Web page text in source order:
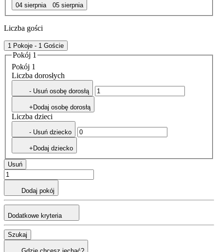
04 sierpnia 05 sierpnia
Liczba gości
1 Pokoje - 1 Goście
Pokój 1
Pokój 1
Liczba dorosłych
- Usuń osobę dorosłą
+Dodaj osobę dorosłą
Liczba dzieci
- Usuń dziecko
+Dodaj dziecko
Usuń
Dodaj pokój
Dodatkowe kryteria
Szukaj